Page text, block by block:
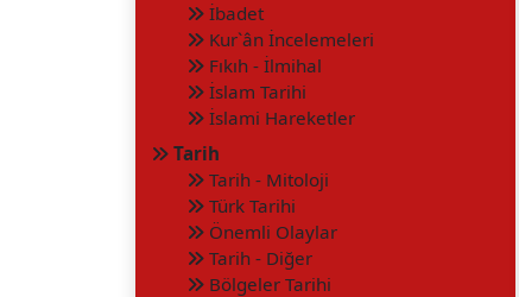
İbadet
Kur`ân İncelemeleri
Fıkıh - İlmihal
İslam Tarihi
İslami Hareketler
Tarih
Tarih - Mitoloji
Türk Tarihi
Önemli Olaylar
Tarih - Diğer
Bölgeler Tarihi